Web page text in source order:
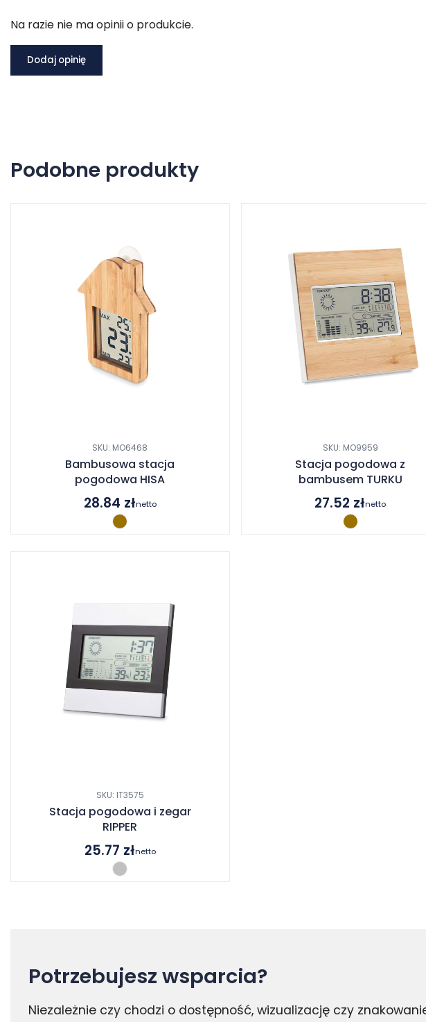
Na razie nie ma opinii o produkcie.
Dodaj opinię
Podobne produkty
SKU: MO6468
Bambusowa stacja
pogodowa HISA
28.84 złnetto
SKU: MO9959
Stacja pogodowa z
bambusem TURKU
27.52 złnetto
SKU: IT3575
Stacja pogodowa i zegar
RIPPER
25.77 złnetto
Potrzebujesz wsparcia?
Niezależnie czy chodzi o dostępność, wizualizację czy